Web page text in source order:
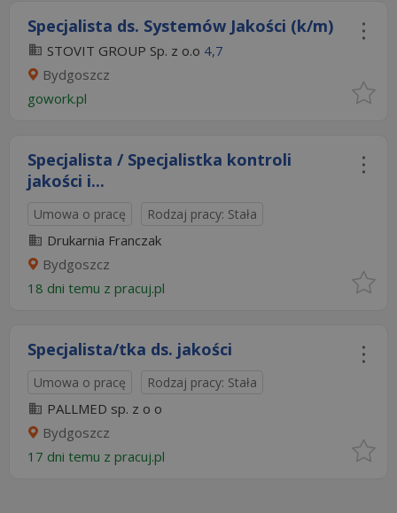
Specjalista ds. Systemów Jakości (k/m)
STOVIT GROUP Sp. z o.o 4,7
Bydgoszcz
gowork.pl
Specjalista / Specjalistka kontroli
jakości i...
Umowa o pracę Rodzaj pracy: Stała
Drukarnia Franczak
Bydgoszcz
18 dni temu z pracuj.pl
Specjalista/tka ds. jakości
Umowa o pracę Rodzaj pracy: Stała
PALLMED sp. z o o
Bydgoszcz
17 dni temu z pracuj.pl